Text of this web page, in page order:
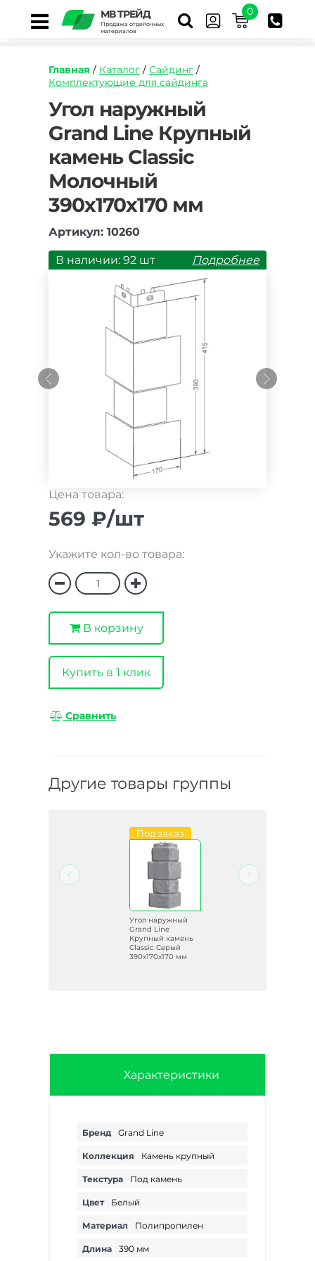
МВ ТРЕЙД
Продажа отделочных
материалов
0
Главная / Каталог / Сайдинг /
Комплектующие для сайдинга
https://mvtrade.ru/images/id/normal/ugol-
naruzhnyy-
grand-
line-
krupnyy-
kamen-
molochnyy.jpg
Угол наружный
Grand Line Крупный
камень Classic
Молочный
390х170х170 мм
Артикул: 10260
В наличии: 92 шт Подробнее
Цена товара:
569 ₽/шт
Укажите кол-во товара:
В корзину
Купить в 1 клик
Сравнить
Другие товары группы
Под заказ
Угол наружный
Grand Line
Крупный камень
Classic Серый
390х170х170 мм
Характеристики
Бренд Grand Line
Коллекция Камень крупный
Текстура Под камень
Цвет Белый
Материал Полипропилен
Длина 390 мм